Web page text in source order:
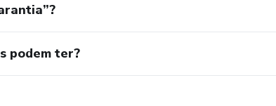
podem ter?